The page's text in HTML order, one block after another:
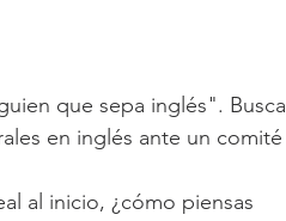
que sepa inglés". Busca
en inglés ante un comité
al inicio, ¿cómo piensas